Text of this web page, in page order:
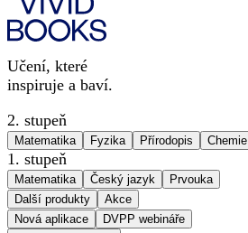
Učení, které
inspiruje a baví.
2. stupeň
Matematika Fyzika Přírodopis Chemie
1. stupeň
Matematika Český jazyk
Prvouka
Další produkty
Akce
Nová aplikace
DVPP webináře